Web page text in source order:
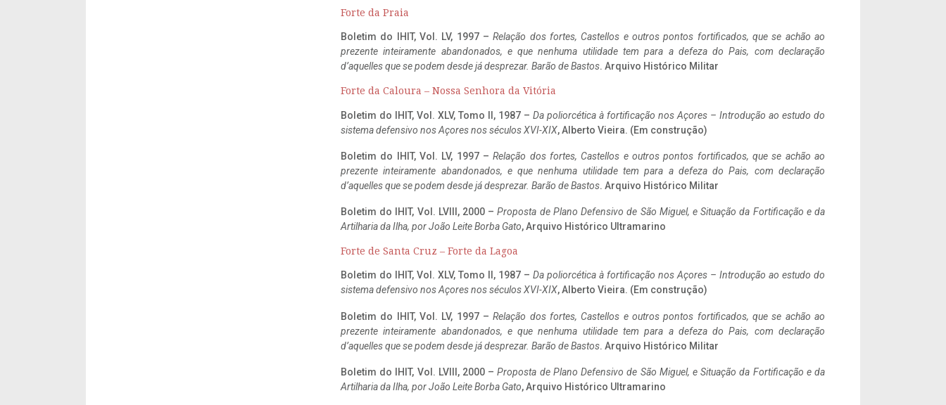
Forte da Praia
Boletim do IHIT, Vol. LV, 1997 –Relação dos fortes, Castellos e outros pontos fortificados, que se achão ao
prezente inteiramente abandonados, e que nenhuma utilidade tem para a defeza do Pais, com declaração
d’aquelles que se podem desde já desprezar. Barão de Bastos. Arquivo Histórico Militar
Forte da Caloura – Nossa Senhora da Vitória
Boletim do IHIT, Vol. XLV, Tomo II, 1987 – Da poliorcética à fortificação nos Açores – Introdução ao estudo do
sistema defensivo nos Açores nos séculos XVI-XIX, Alberto Vieira. (Em construção)
Boletim do IHIT, Vol. LV, 1997 –Relação dos fortes, Castellos e outros pontos fortificados, que se achão ao
prezente inteiramente abandonados, e que nenhuma utilidade tem para a defeza do Pais, com declaração
d’aquelles que se podem desde já desprezar. Barão de Bastos. Arquivo Histórico Militar
Boletim do IHIT, Vol. LVIII, 2000 –Proposta de Plano Defensivo de São Miguel, e Situação da Fortificação e da
Artilharia da Ilha, por João Leite Borba Gato, Arquivo Histórico Ultramarino
Forte de Santa Cruz – Forte da Lagoa
Boletim do IHIT, Vol. XLV, Tomo II, 1987 – Da poliorcética à fortificação nos Açores – Introdução ao estudo do
sistema defensivo nos Açores nos séculos XVI-XIX, Alberto Vieira. (Em construção)
Boletim do IHIT, Vol. LV, 1997 –Relação dos fortes, Castellos e outros pontos fortificados, que se achão ao
prezente inteiramente abandonados, e que nenhuma utilidade tem para a defeza do Pais, com declaração
d’aquelles que se podem desde já desprezar. Barão de Bastos. Arquivo Histórico Militar
Boletim do IHIT, Vol. LVIII, 2000 –Proposta de Plano Defensivo de São Miguel, e Situação da Fortificação e da
Artilharia da Ilha, por João Leite Borba Gato, Arquivo Histórico Ultramarino